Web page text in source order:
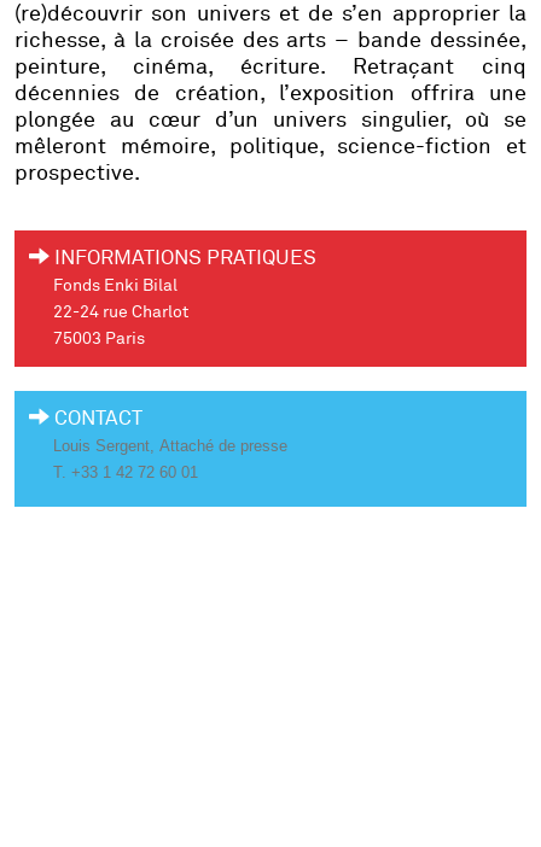
(re)découvrir son univers et de s’en approprier la
richesse, à la croisée des arts – bande dessinée,
peinture, cinéma, écriture. Retraçant cinq
décennies de création, l’exposition offrira une
plongée au cœur d’un univers singulier, où se
mêleront mémoire, politique, science-fiction et
prospective.
INFORMATIONS PRATIQUES
Fonds Enki Bilal
22-24 rue Charlot
75003 Paris
CONTACT
Louis Sergent , Attaché de presse
T. +33 1 42 72 60 01